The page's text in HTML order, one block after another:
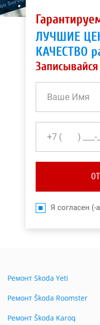
ЛУЧШИЕ
КАЧЕСТВО
Я согласен (-
Ремонт Skoda Yeti
Ремонт Škoda Roomster
Ремонт Škoda Karoq